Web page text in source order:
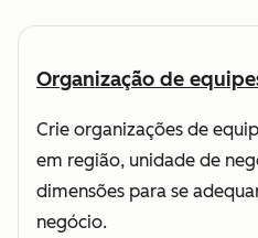
Organização de
Crie organizações de
em região, unidade de
dimensões para se
negócio.